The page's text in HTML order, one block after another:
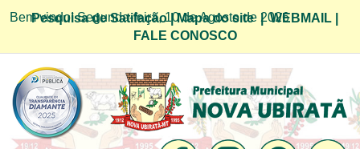
Bem vindo! Segunda-feira, 10 de Agosto de 2026
Pesquisa de Satifação|Mapa do site|WEBMAIL
FALE CONOSCO